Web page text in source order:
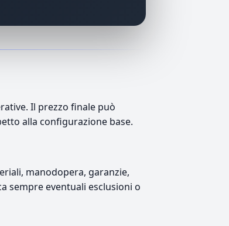
Il prezzo finale può
alla configurazione base.
manodopera, garanzie,
sempre eventuali esclusioni o